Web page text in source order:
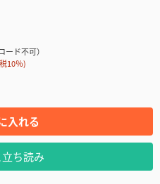
ド不可）
10％)
入れる
ち読み